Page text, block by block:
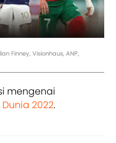
Finney, Visionhaus, ANP,
mengenai
2022.